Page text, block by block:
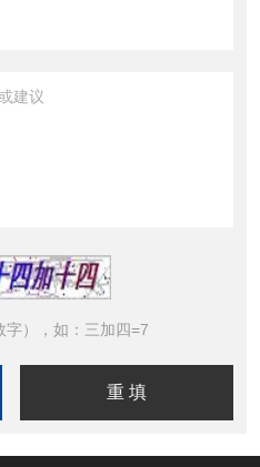
字），如：三加四=7